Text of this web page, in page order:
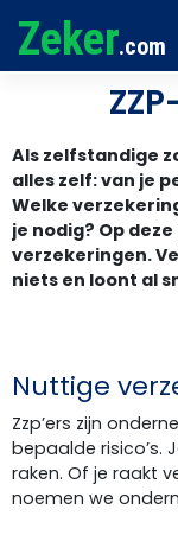
Zeker.com
Als zelfstandige
alles zelf: van je
Welke
je nodig? Op
verzekeringen.
niets en loont al
Nuttige
Zzp’ers zijn
bepaalde risico’s.
raken. Of je raakt
noemen we